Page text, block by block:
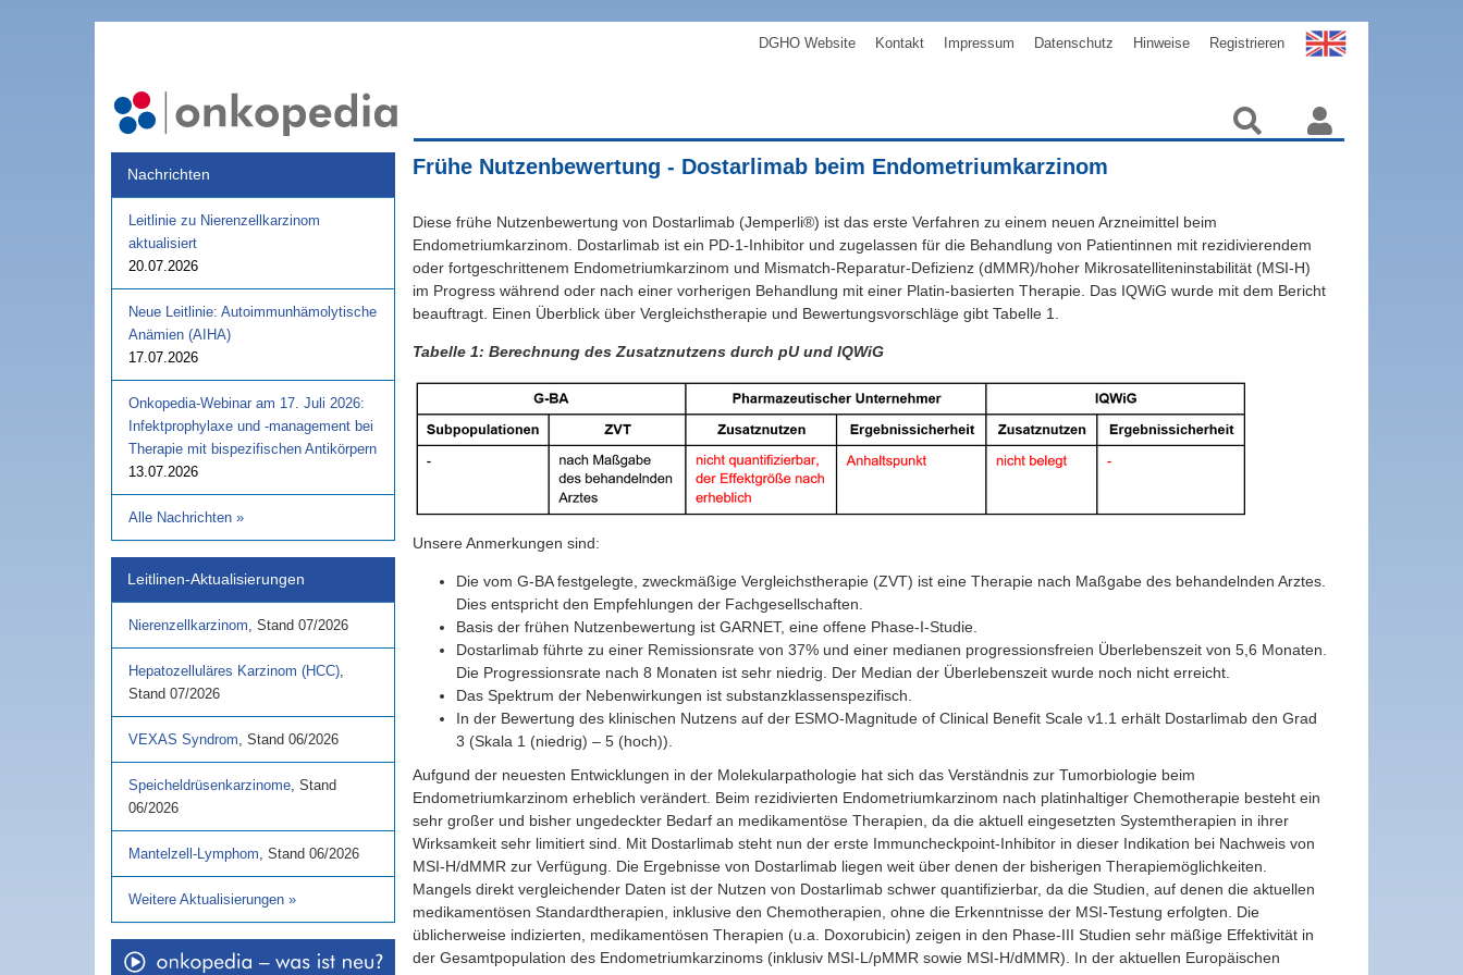
DGHO Website Kontakt Impressum Datenschutz Hinweise Registrieren
Nachrichten
Leitlinie zu Nierenzellkarzinom
aktualisiert
20.07.2026
Neue Leitlinie: Autoimmunhämolytische
Anämien (AIHA)
17.07.2026
Onkopedia-Webinar am 17. Juli 2026:
Infektprophylaxe und -management bei
Therapie mit bispezifischen Antikörpern
13.07.2026
Alle Nachrichten »
Leitlinen-Aktualisierungen
Nierenzellkarzinom, Stand 07/2026
Hepatozelluläres Karzinom (HCC),
Stand 07/2026
VEXAS Syndrom, Stand 06/2026
Speicheldrüsenkarzinome, Stand
06/2026
Mantelzell-Lymphom, Stand 06/2026
Weitere Aktualisierungen »
Frühe Nutzenbewertung - Dostarlimab beim Endometriumkarzinom
Diese frühe Nutzenbewertung von Dostarlimab (Jemperli®) ist das erste Verfahren zu einem neuen Arzneimittel beim
Endometriumkarzinom. Dostarlimab ist ein PD-1-Inhibitor und zugelassen für die Behandlung von Patientinnen mit rezidivierendem
oder fortgeschrittenem Endometriumkarzinom und Mismatch-Reparatur-Defizienz (dMMR)/hoher Mikrosatelliteninstabilität (MSI-H)
im Progress während oder nach einer vorherigen Behandlung mit einer Platin-basierten Therapie. Das IQWiG wurde mit dem Bericht
beauftragt. Einen Überblick über Vergleichstherapie und Bewertungsvorschläge gibt Tabelle 1.
Tabelle 1: Berechnung des Zusatznutzens durch pU und IQWiG
Unsere Anmerkungen sind:
Die vom G-BA festgelegte, zweckmäßige Vergleichstherapie (ZVT) ist eine Therapie nach Maßgabe des behandelnden Arztes.
Dies entspricht den Empfehlungen der Fachgesellschaften.
Basis der frühen Nutzenbewertung ist GARNET, eine offene Phase-I-Studie.
Dostarlimab führte zu einer Remissionsrate von 37% und einer medianen progressionsfreien Überlebenszeit von 5,6 Monaten.
Die Progressionsrate nach 8 Monaten ist sehr niedrig. Der Median der Überlebenszeit wurde noch nicht erreicht.
Das Spektrum der Nebenwirkungen ist substanzklassenspezifisch.
In der Bewertung des klinischen Nutzens auf der ESMO-Magnitude of Clinical Benefit Scale v1.1 erhält Dostarlimab den Grad
3 (Skala 1 (niedrig) – 5 (hoch)).
Aufgund der neuesten Entwicklungen in der Molekularpathologie hat sich das Verständnis zur Tumorbiologie beim
Endometriumkarzinom erheblich verändert. Beim rezidivierten Endometriumkarzinom nach platinhaltiger Chemotherapie besteht ein
sehr großer und bisher ungedeckter Bedarf an medikamentöse Therapien, da die aktuell eingesetzten Systemtherapien in ihrer
Wirksamkeit sehr limitiert sind. Mit Dostarlimab steht nun der erste Immuncheckpoint-Inhibitor in dieser Indikation bei Nachweis von
MSI-H/dMMR zur Verfügung. Die Ergebnisse von Dostarlimab liegen weit über denen der bisherigen Therapiemöglichkeiten.
Mangels direkt vergleichender Daten ist der Nutzen von Dostarlimab schwer quantifizierbar, da die Studien, auf denen die aktuellen
medikamentösen Standardtherapien, inklusive den Chemotherapien, ohne die Erkenntnisse der MSI-Testung erfolgten. Die
üblicherweise indizierten, medikamentösen Therapien (u.a. Doxorubicin) zeigen in den Phase-III Studien sehr mäßige Effektivität in
der Gesamtpopulation des Endometriumkarzinoms (inklusiv MSI-L/pMMR sowie MSI-H/dMMR). In der aktuellen Europäischen